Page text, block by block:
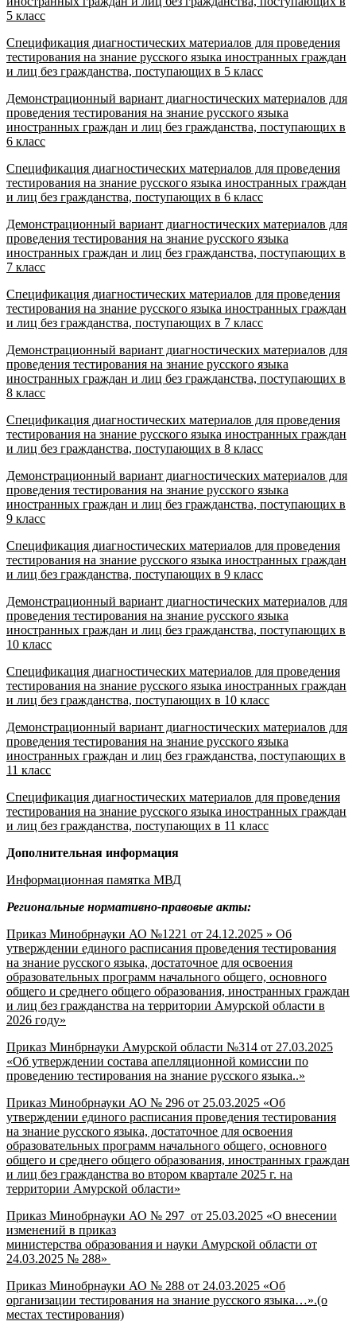
5 класс
Спецификация диагностических материалов для проведения
тестирования на знание русского языка иностранных граждан
и лиц без гражданства, поступающих в 5 класс
Демонстрационный вариант диагностических материалов для
проведения тестирования на знание русского языка
иностранных граждан и лиц без гражданства, поступающих в
6 класс
Спецификация диагностических материалов для проведения
тестирования на знание русского языка иностранных граждан
и лиц без гражданства, поступающих в 6 класс
Демонстрационный вариант диагностических материалов для
проведения тестирования на знание русского языка
иностранных граждан и лиц без гражданства, поступающих в
7 класс
Спецификация диагностических материалов для проведения
тестирования на знание русского языка иностранных граждан
и лиц без гражданства, поступающих в 7 класс
Демонстрационный вариант диагностических материалов для
проведения тестирования на знание русского языка
иностранных граждан и лиц без гражданства, поступающих в
8 класс
Спецификация диагностических материалов для проведения
тестирования на знание русского языка иностранных граждан
и лиц без гражданства, поступающих в 8 класс
Демонстрационный вариант диагностических материалов для
проведения тестирования на знание русского языка
иностранных граждан и лиц без гражданства, поступающих в
9 класс
Спецификация диагностических материалов для проведения
тестирования на знание русского языка иностранных граждан
и лиц без гражданства, поступающих в 9 класс
Демонстрационный вариант диагностических материалов для
проведения тестирования на знание русского языка
иностранных граждан и лиц без гражданства, поступающих в
10 класс
Спецификация диагностических материалов для проведения
тестирования на знание русского языка иностранных граждан
и лиц без гражданства, поступающих в 10 класс
Демонстрационный вариант диагностических материалов для
проведения тестирования на знание русского языка
иностранных граждан и лиц без гражданства, поступающих в
11 класс
Спецификация диагностических материалов для проведения
тестирования на знание русского языка иностранных граждан
и лиц без гражданства, поступающих в 11 класс
Дополнительная информация
Информационная памятка МВД
Региональные нормативно-правовые акты:
Приказ Минобрнауки АО №1221 от 24.12.2025 » Об
утверждении единого расписания проведения тестирования
на знание русского языка, достаточное для освоения
образовательных программ начального общего, основного
общего и среднего общего образования, иностранных граждан
и лиц без гражданства на территории Амурской области в
2026 году»
Приказ Минбрнауки Амурской области №314 от 27.03.2025
«Об утверждении состава апелляционной комиссии по
проведению тестирования на знание русского языка..»
Приказ Минобрнауки АО № 296 от 25.03.2025 «Об
утверждении единого расписания проведения тестирования
на знание русского языка, достаточное для освоения
образовательных программ начального общего, основного
общего и среднего общего образования, иностранных граждан
и лиц без гражданства во втором квартале 2025 г. на
территории Амурской области»
Приказ Минобрнауки АО № 297 от 25.03.2025 «О внесении
изменений в приказ
министерства образования и науки Амурской области от
24.03.2025 № 288»
Приказ Минобрнауки АО № 288 от 24.03.2025 «Об
организации тестирования на знание русского языка…».(о
местах тестирования)